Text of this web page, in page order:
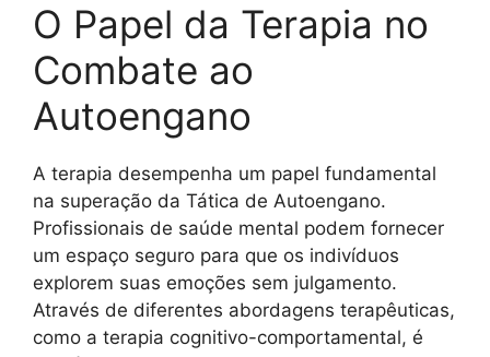
O Papel da Terapia no
Combate ao
Autoengano
A terapia desempenha um papel fundamental
na superação da Tática de Autoengano.
Profissionais de saúde mental podem fornecer
um espaço seguro para que os indivíduos
explorem suas emoções sem julgamento.
Através de diferentes abordagens terapêuticas,
como a terapia cognitivo-comportamental, é